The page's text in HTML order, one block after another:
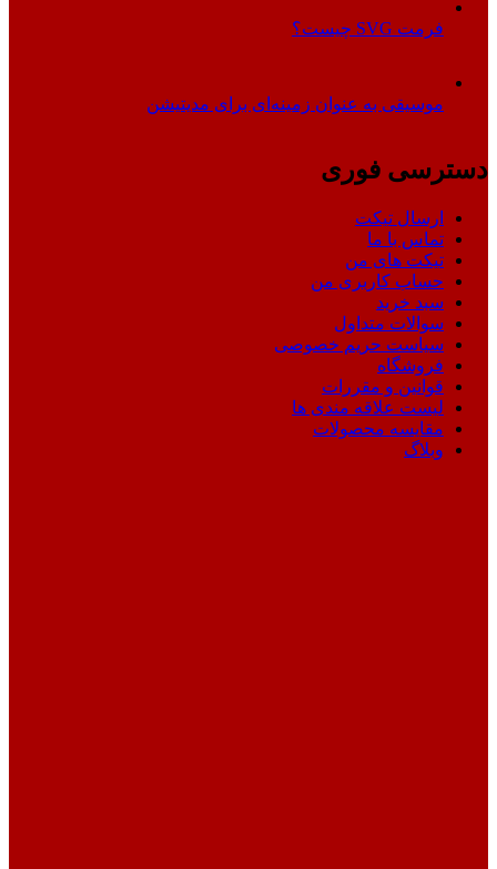
فرمت SVG چیست؟
موسیقی به عنوان زمینه‌ای برای مدیتیشن
دسترسی فوری
ارسال تیکت
تماس با ما
تیکت های من
حساب کاربری من
سبد خرید
سوالات متداول
سیاست حریم خصوصی
فروشگاه
قوانین و مقررات
لیست علاقه مندی ها
مقایسه محصولات
وبلاگ